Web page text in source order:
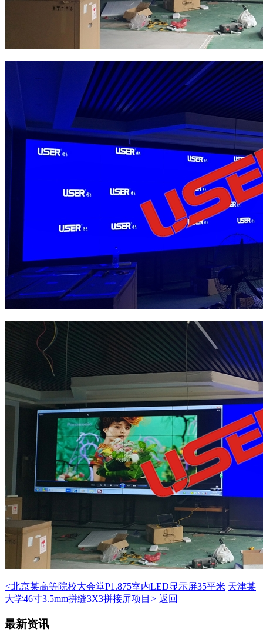
<北京某高等院校大会堂P1.875室内LED显示屏35平米 天津某
大学46寸3.5mm拼缝3X3拼接屏项目 > 返回
最新资讯